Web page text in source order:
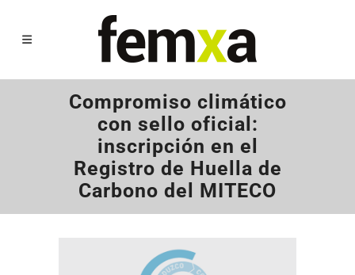
Compromiso climático
con sello oficial:
inscripción en el
Registro de Huella de
Carbono del MITECO